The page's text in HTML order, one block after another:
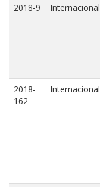
2018-9 Internacional
2018-
162
Internacional